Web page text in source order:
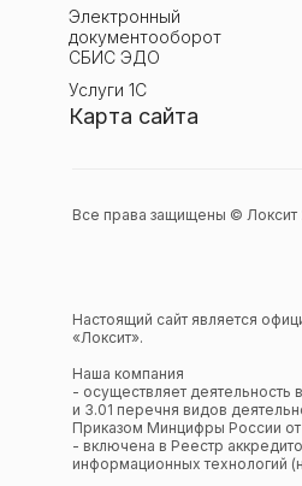
Электронный
документооборот
СБИС ЭДО
Услуги 1С
Карта сайта
Все права защищены © Локсит
Настоящий сайт является
«Локсит».
Наша компания
- осуществляет деятельность
и 3.01 перечня видов
Приказом Минцифры России от
- включена в Реестр
информационных технологий